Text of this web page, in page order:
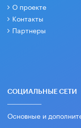
О проекте
Контакты
Партнеры
СОЦИАЛЬНЫЕ СЕТИ
Основные и